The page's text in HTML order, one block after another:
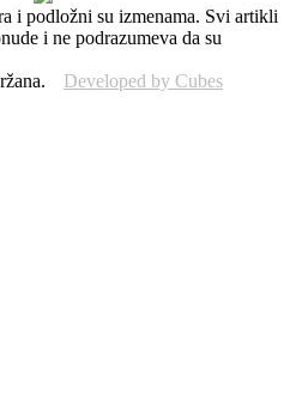
i podložni su izmenama. Svi artikli
i ne podrazumeva da su
Developed by Cubes